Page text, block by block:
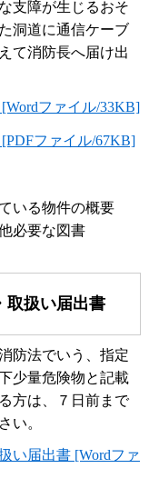
支障が生じるおそ
洞道に通信ケーブ
て消防長へ届け出
ファイル/33KB]
ファイル/67KB]
いる物件の概要
必要な図書
取扱い届出書
防法でいう、指定
少量危険物と記載
方は、７日前まで
い。
い届出書 [Wordファ